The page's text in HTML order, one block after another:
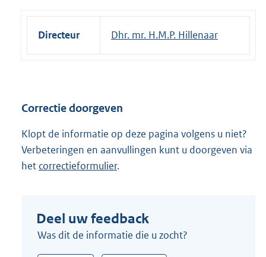
Directeur Dhr. mr. H.M.P. Hillenaar
Correctie doorgeven
Klopt de informatie op deze pagina volgens u niet?
Verbeteringen en aanvullingen kunt u doorgeven via
het correctieformulier.
Deel uw feedback
Was dit de informatie die u zocht?